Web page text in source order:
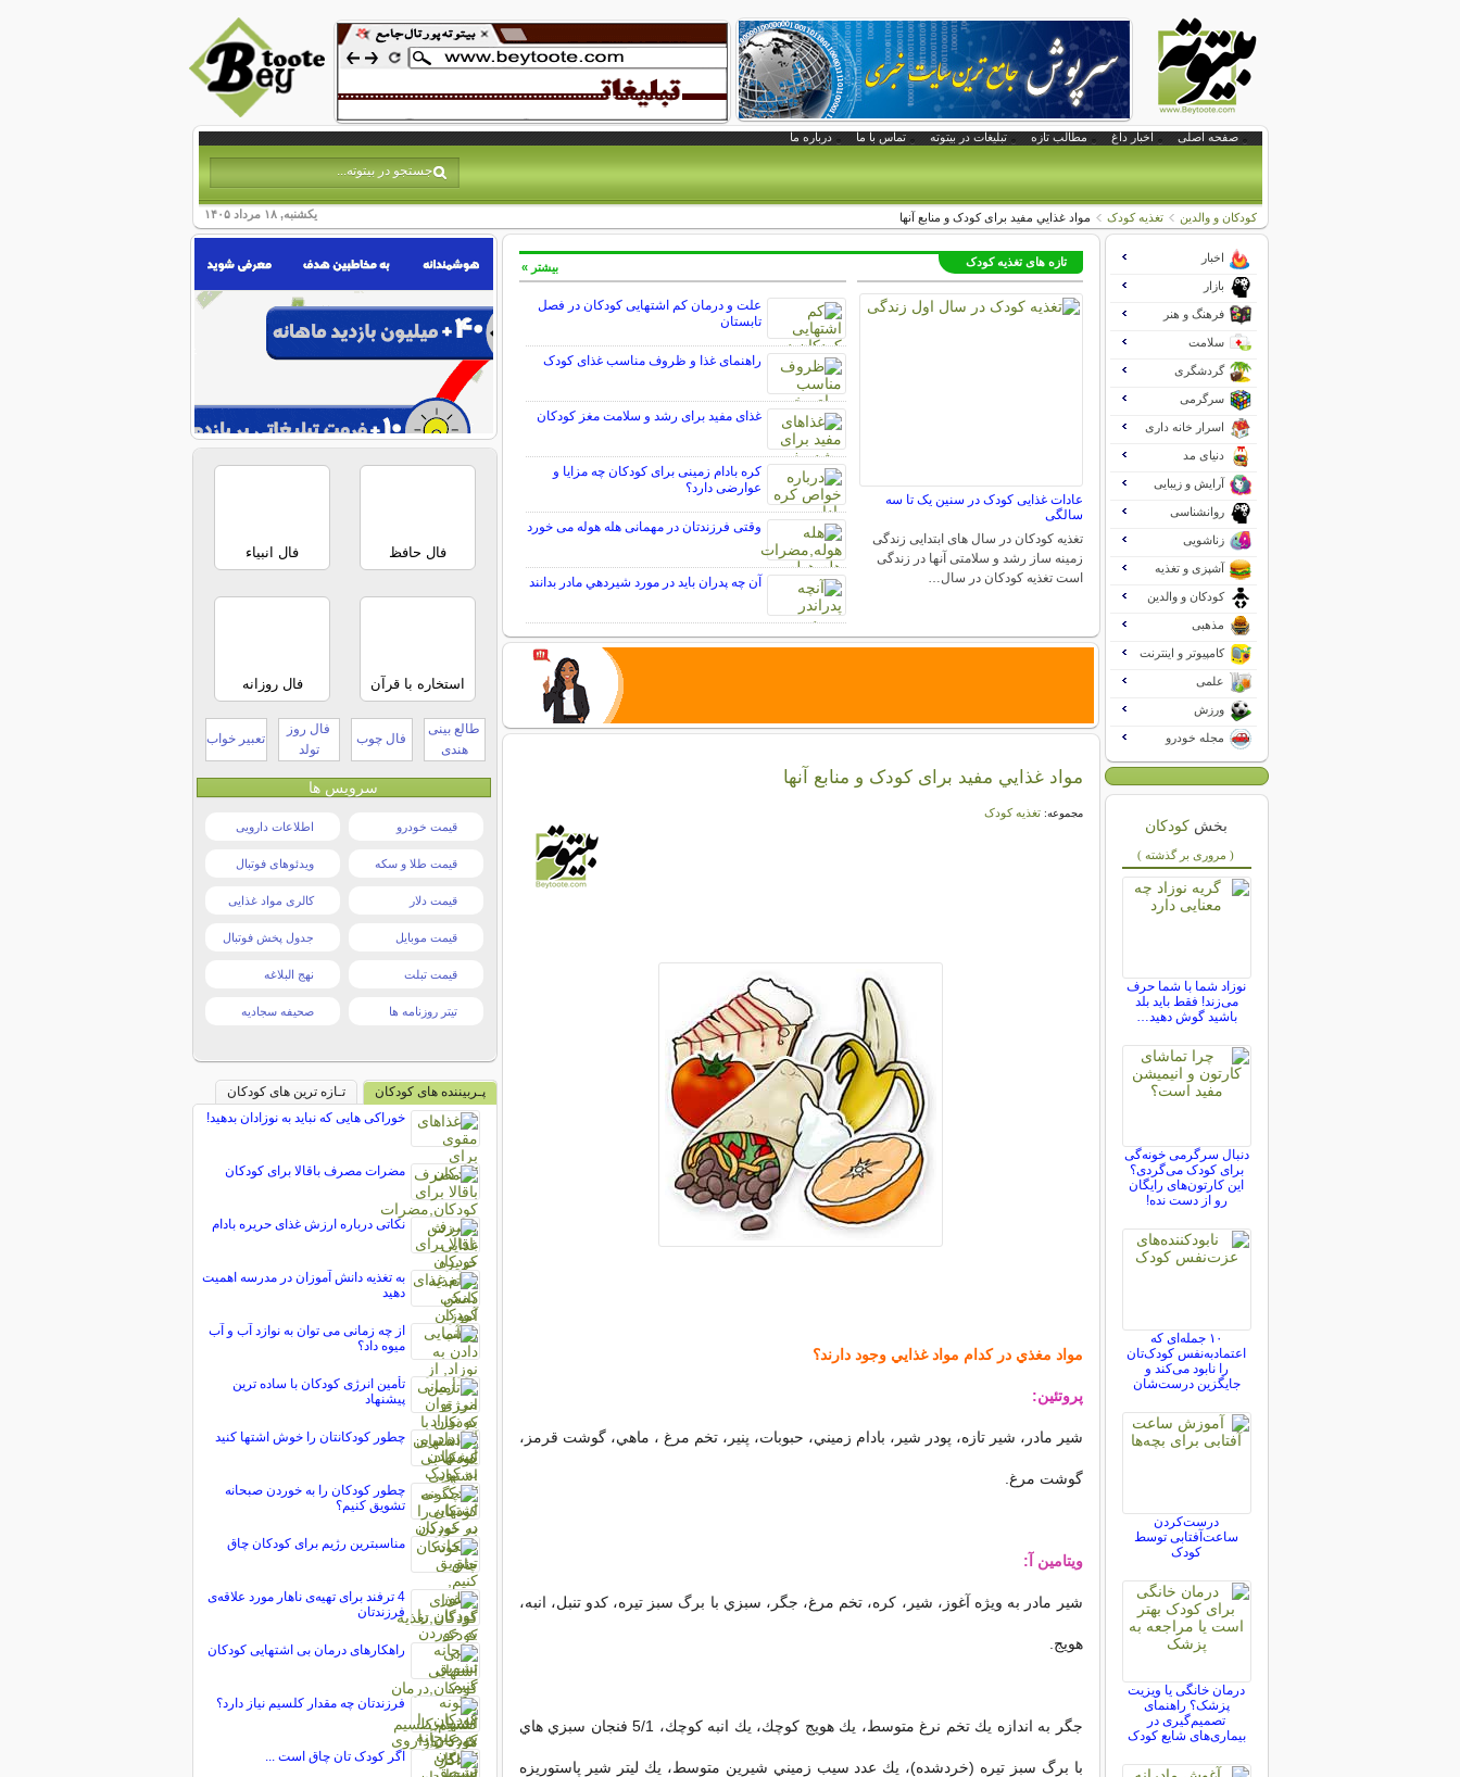
صفحه اصلی اخبار داغ مطالب تازه تبلیغات در بیتوته تماس با ما درباره ما
یکشنبه, ۱۸ مرداد ۱۴۰۵ کودکان و والدین تغذیه کودک مواد غذايي مفيد برای کودک و منابع آنها
تازه های تغذیه کودک
عادات غذایی کودک در سنین یک تا سه
سالگی
تغذیه کودکان در سال های ابتدایی زندگی
زمینه ساز رشد و سلامتی آنها در زندگی
است تغذیه کودکان در سال…
علت و درمان کم اشتهایی کودکان در فصل
تابستان
راهنمای غذا و ظروف مناسب غذای کودک
غذای مفید برای رشد و سلامت مغز کودکان
کره بادام زمینی برای کودکان چه مزایا و
عوارضی دارد؟
وقتی فرزندتان در مهمانی هله هوله می خورد
آن چه پدران بايد در مورد شيردهي مادر بدانند
بیشتر »
مواد غذايي مفيد برای کودک و منابع آنها
مجموعه:تغذیه کودک
مواد مغذي در كدام مواد غذايي وجود دارند؟
پروتئين:
شير مادر ، شير تازه، پودر شير، بادام زميني، حبوبات، پنير، تخم مرغ ، ماهي، گوشت قرمز،
گوشت مرغ.
ويتامين آ:
شير مادر به ويژه آغوز، شير، كره، تخم مرغ، جگر، سبزي با برگ سبز تيره، كدو تنبل، انبه،
هويج.
جگر به اندازه يك تخم نرغ متوسط، يك هويج كوچك، يك انبه كوچك، 5/1 فنجان سبزي هاي
با برگ سبز تيره (خردشده)، يك عدد سيب زميني شيرين متوسط، يك ليتر شير پاستوريزه
اخبار
بازار
فرهنگ و هنر
سلامت
گردشگری
سرگرمی
اسرار خانه داری
دنیای مد
آرایش و زیبایی
روانشناسی
زناشویی
آشپزی و تغذیه
کودکان و والدین
مذهبی
کامپیوتر و اینترنت
علمی
ورزش
مجله خودرو
بخش کودکان
( مروری بر گذشته )
نوزاد شما با شما حرف
می‌زند! فقط باید بلد
باشید گوش دهید…
دنبال سرگرمی خونه‌گی
برای کودک می‌گردی؟
این کارتون‌های رایگان
رو از دست نده!
۱۰ جمله‌ای که
اعتمادبه‌نفس کودک‌تان
را نابود می‌کند و
جایگزین درست‌شان
درست‌کردن
ساعت‌آفتابی توسط
کودک
درمان خانگی یا ویزیت
پزشک؟ راهنمای
تصمیم‌گیری در
بیماری‌های شایع کودک
فال حافظ فال انبیاء
استخاره با قرآن فال روزانه
طالع بینی
هندی
فال چوب
فال روز
تولد
تعبیر خواب
سرویس ها
قیمت خودرو اطلاعات دارویی
قیمت طلا و سکه ویدئوهای فوتبال
قیمت دلار کالری مواد غذایی
قیمت موبایل جدول پخش فوتبال
قیمت تبلت نهج البلاغه
تیتر روزنامه ها صحیفه سجادیه
پـربیننده های کودکان
تـازه ترین های کودکان
خوراکی هایی که نباید به نوزادان بدهید!
مضرات مصرف باقالا برای کودکان
نکاتی درباره ارزش غذای حریره بادام
به تغذیه دانش آموزان در مدرسه اهمیت
دهید
از چه زمانی می توان به نوازد آب و آب
میوه داد؟
تأمین انرژی کودکان با ساده ترین
پیشنهاد
چطور کودکانتان را خوش اشتها کنید
چطور کودکان را به خوردن صبحانه
تشویق کنیم؟
مناسبترین رژیم برای کودکان چاق
4 ترفند برای تهیه‌ی ناهار مورد علاقه‌ی
فرزندتان
راهکارهای درمان بی اشتهایی کودکان
فرزندتان چه مقدار کلسیم نیاز دارد؟
اگر کودک تان چاق است ...